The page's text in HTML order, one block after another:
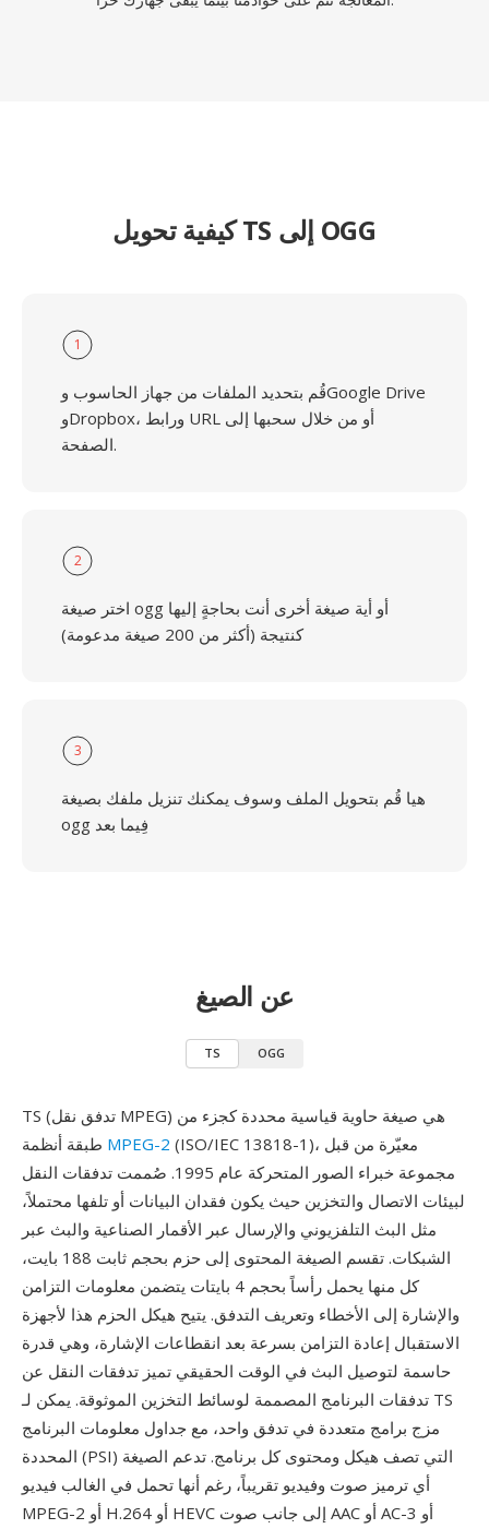
كيفية تحويل TS إلى OGG
1
قُم بتحديد الملفات من جهاز الحاسوب وGoogle Drive
وDropbox، ورابط URL أو من خلال سحبها إلى
الصفحة.
2
اختر صيغة ogg أو أية صيغة أخرى أنت بحاجةٍ إليها
كنتيجة (أكثر من 200 صيغة مدعومة)
3
هيا قُم بتحويل الملف وسوف يمكنك تنزيل ملفك بصيغة
ogg فِيما بعد
عن الصيغ
TS OGG
TS (تدفق نقل MPEG) هي صيغة حاوية قياسية محددة كجزء من
MPEG-2 (ISO/IEC 13818-1)، معيّرة من قبل
مجموعة خبراء الصور المتحركة عام 1995. صُممت تدفقات النقل
لبيئات الاتصال والتخزين حيث يكون فقدان البيانات أو تلفها محتملاً،
مثل البث التلفزيوني والإرسال عبر الأقمار الصناعية والبث عبر
الشبكات. تقسم الصيغة المحتوى إلى حزم بحجم ثابت 188 بايت،
كل منها يحمل رأساً بحجم 4 بايتات يتضمن معلومات التزامن
والإشارة إلى الأخطاء وتعريف التدفق. يتيح هيكل الحزم هذا لأجهزة
الاستقبال إعادة التزامن بسرعة بعد انقطاعات الإشارة، وهي قدرة
حاسمة لتوصيل البث في الوقت الحقيقي تميز تدفقات النقل عن
تدفقات البرنامج المصممة لوسائط التخزين الموثوقة. يمكن لـ TS
مزج برامج متعددة في تدفق واحد، مع جداول معلومات البرنامج
المحددة (PSI) التي تصف هيكل ومحتوى كل برنامج. تدعم الصيغة
أي ترميز صوت وفيديو تقريباً، رغم أنها تحمل في الغالب فيديو
MPEG-2 أو H.264 أو HEVC إلى جانب صوت AAC أو AC-3 أو